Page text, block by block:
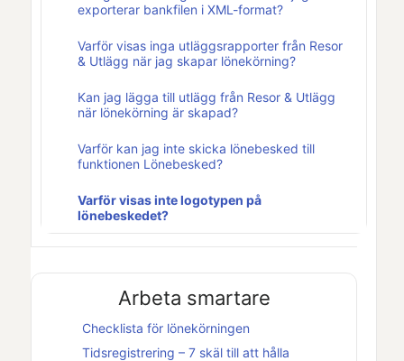
exporterar bankfilen i XML-format?
Varför visas inga utläggsrapporter från Resor
& Utlägg när jag skapar lönekörning?
Kan jag lägga till utlägg från Resor & Utlägg
när lönekörning är skapad?
Varför kan jag inte skicka lönebesked till
funktionen Lönebesked?
Varför visas inte logotypen på
lönebeskedet?
Arbeta smartare
Checklista för lönekörningen
Tidsregistrering – 7 skäl till att hålla